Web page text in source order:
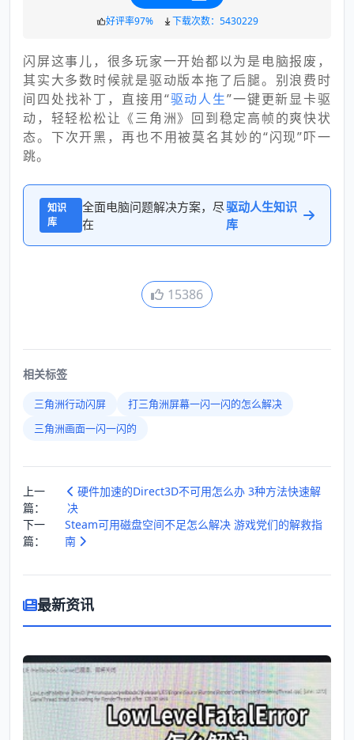
好评率97% 下载次数：5430229
闪屏这事儿，很多玩家一开始都以为是电脑报废，
其实大多数时候就是驱动版本拖了后腿。别浪费时
间四处找补丁，直接用“驱动人生”一键更新显卡驱
动，轻轻松松让《三角洲》回到稳定高帧的爽快状
态。下次开黑，再也不用被莫名其妙的“闪现”吓一
跳。
知识
库
全面电脑问题解决方案，尽
在
驱动人生知识
库
15386
相关标签
三角洲行动闪屏
打三角洲屏幕一闪一闪的怎么解决
三角洲画面一闪一闪的
上一
篇：
硬件加速的Direct3D不可用怎么办 3种方法快速解
决
下一
篇：
Steam可用磁盘空间不足怎么解决 游戏党们的解救指
南
最新资讯